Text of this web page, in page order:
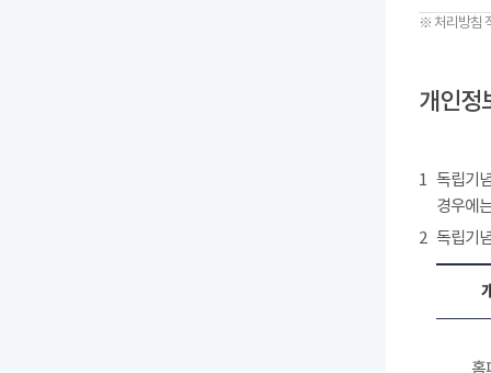
※ 처리방침
개인정
1 독립기
경우에
2 독립기
홈